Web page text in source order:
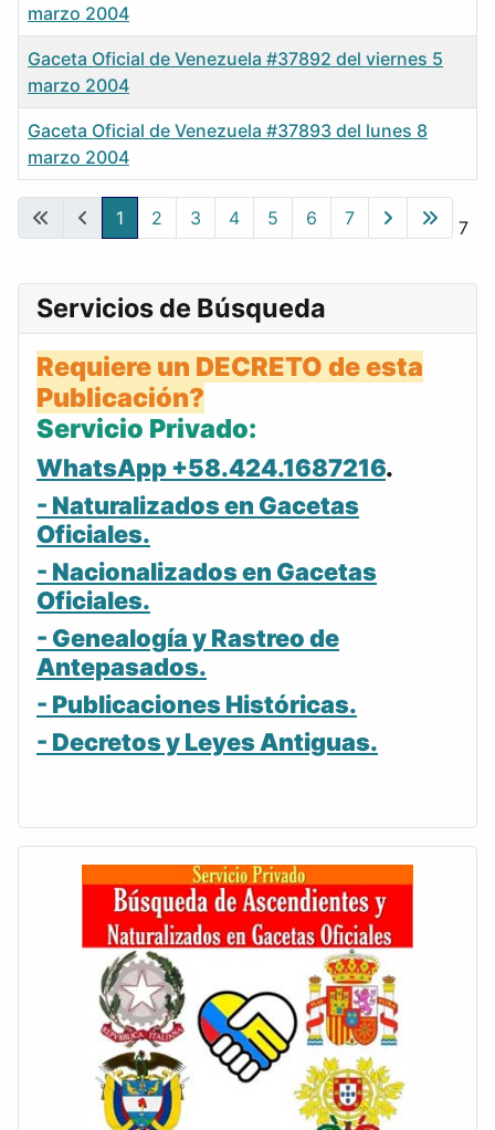
Gacetas
marzo 2004
Gaceta Oficial de Venezuela #37892 del viernes 5
marzo 2004
Gaceta Oficial de Venezuela #37893 del lunes 8
marzo 2004
Página 1 de 7
1 2 3 4 5 6 7
Servicios de Búsqueda
Requiere un DECRETO de esta
Publicación?
Servicio Privado:
WhatsApp +58.424.1687216.
- Naturalizados en Gacetas
Oficiales.
- Nacionalizados en Gacetas
Oficiales.
- Genealogía y Rastreo de
Antepasados.
- Publicaciones Históricas.
- Decretos y Leyes Antiguas.